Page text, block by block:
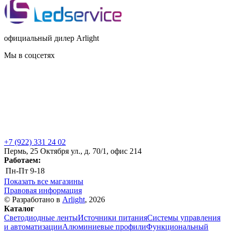
официальный дилер Arlight
Мы в соцсетях
+7 (922) 331 24 02
Пермь, 25 Октября ул., д. 70/1, офис 214
Работаем:
Пн-Пт 9-18
Показать все магазины
Правовая информация
© Разработано в Arlight, 2026
Каталог
Светодиодные лентыИсточники питанияСистемы управления
и автоматизацииАлюминиевые профилиФункциональный